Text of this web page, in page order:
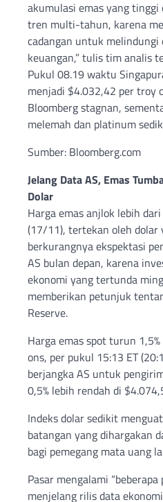
akumulasi emas yang
tren multi-tahun, karena
cadangan untuk
keuangan,” tulis tim analis
Pukul 08.19 waktu
menjadi $4.032,42 per troy
Bloomberg stagnan,
melemah dan platinum
Sumber: Bloomberg.com
Jelang Data AS, Emas
Dolar
Harga emas anjlok lebih
(17/11), tertekan oleh dolar
berkurangnya ekspektasi
AS bulan depan, karena
ekonomi yang tertunda
memberikan petunjuk
Reserve.
Harga emas spot turun
ons, per pukul 15:13 ET
berjangka AS untuk
0,5% lebih rendah di
Indeks dolar sedikit
batangan yang dihargakan
bagi pemegang mata uang
Pasar mengalami
menjelang rilis data